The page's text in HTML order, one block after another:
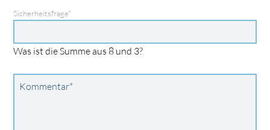
Pflichtfeld
Sicherheitsfrage*
Was ist die Summe aus 8 und 3?
Pflichtfeld
Kommentar*